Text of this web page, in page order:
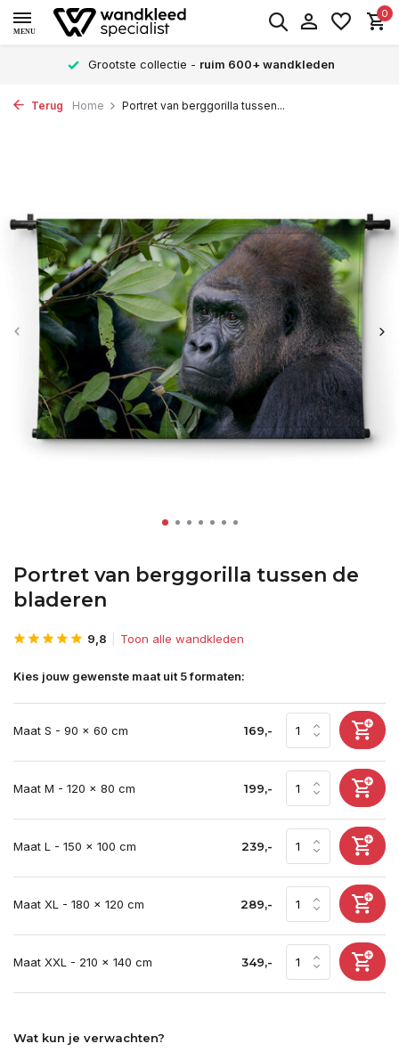
MENU
0
Grootste collectie - ruim 600+ wandkleden
Terug Home Portret van berggorilla tussen...
Portret van berggorilla tussen de
bladeren
9,8 Toon alle wandkleden
Kies jouw gewenste maat uit 5 formaten:
Maat S - 90 x 60 cm 169,-
Maat M - 120 x 80 cm 199,-
Maat L - 150 x 100 cm 239,-
Maat XL - 180 x 120 cm 289,-
Maat XXL - 210 x 140 cm 349,-
Wat kun je verwachten?